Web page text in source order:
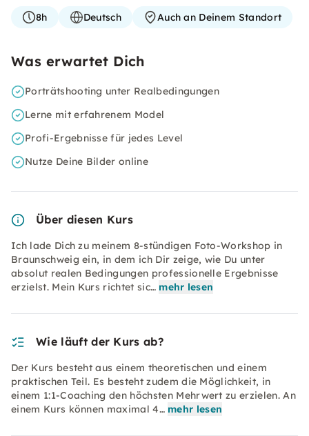
8h Deutsch Auch an Deinem Standort
Was erwartet Dich
Porträtshooting unter Realbedingungen
Lerne mit erfahrenem Model
Profi-Ergebnisse für jedes Level
Nutze Deine Bilder online
Über diesen Kurs
Ich lade Dich zu meinem 8-stündigen Foto-Workshop in
Braunschweig ein, in dem ich Dir zeige, wie Du unter
absolut realen Bedingungen professionelle Ergebnisse
erzielst. Mein Kurs richtet sic… mehr lesen
Wie läuft der Kurs ab?
Der Kurs besteht aus einem theoretischen und einem
praktischen Teil. Es besteht zudem die Möglichkeit, in
einem 1:1-Coaching den höchsten Mehrwert zu erzielen. An
einem Kurs können maximal 4… mehr lesen